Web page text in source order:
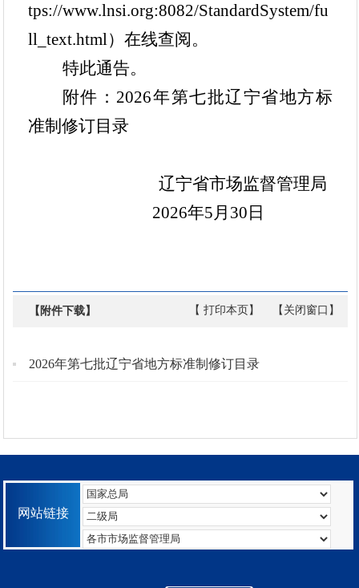
tps://www.lnsi.org:8082/StandardSystem/fu
ll_text.html）在线查阅。
特此通告。
附件：2026年第七批辽宁省地方标
准制修订目录
辽宁省市场监督管理局
2026年5月 30 日
【附件下载】 【 打印本页】 【关闭窗口】
2026年第七批辽宁省地方标准制修订目录
网站链接